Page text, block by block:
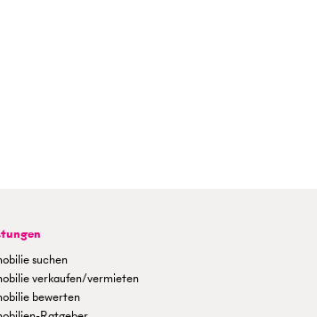
suchen
verkaufen/vermieten
bewerten